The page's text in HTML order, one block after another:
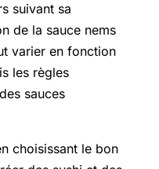
suivant sa
de la sauce nems
varier en fonction
les règles
sauces
choisissant le bon